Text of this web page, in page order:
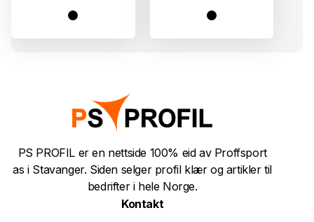
PS PROFIL er en nettside 100% eid av Proffsport
as i Stavanger. Siden selger profil klær og artikler til
bedrifter i hele Norge.
Kontakt